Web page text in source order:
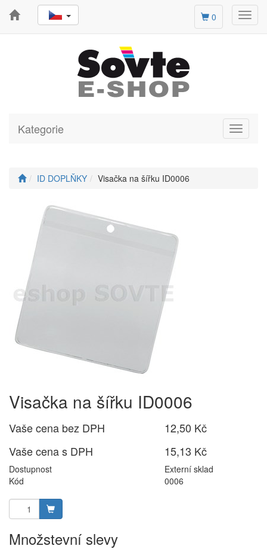
0
Toggle
Kategorie
ID DOPLŇKY Visačka na šířku ID0006
Visačka na šířku ID0006
Vaše cena bez DPH
12,50 Kč
Vaše cena s DPH
15,13 Kč
Dostupnost
Externí sklad
Kód
0006
Množstevní slevy